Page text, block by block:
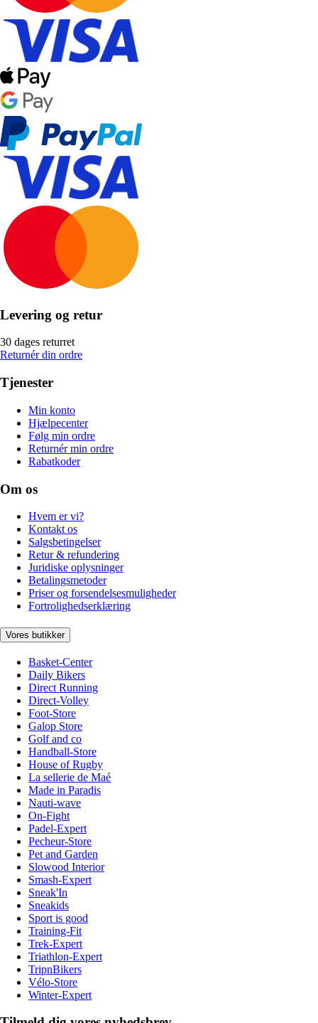
Levering og retur
30 dages returret
Returnér din ordre
Tjenester
Min konto
Hjælpecenter
Følg min ordre
Returnér min ordre
Rabatkoder
Om os
Hvem er vi?
Kontakt os
Salgsbetingelser
Retur & refundering
Juridiske oplysninger
Betalingsmetoder
Priser og forsendelsesmuligheder
Fortrolighedserklæring
Vores butikker
Basket-Center
Daily Bikers
Direct Running
Direct-Volley
Foot-Store
Galop Store
Golf and co
Handball-Store
House of Rugby
La sellerie de Maé
Made in Paradis
Nauti-wave
On-Fight
Padel-Expert
Pecheur-Store
Pet and Garden
Slowood Interior
Smash-Expert
Sneak'In
Sneakids
Sport is good
Training-Fit
Trek-Expert
Triathlon-Expert
TripnBikers
Vélo-Store
Winter-Expert